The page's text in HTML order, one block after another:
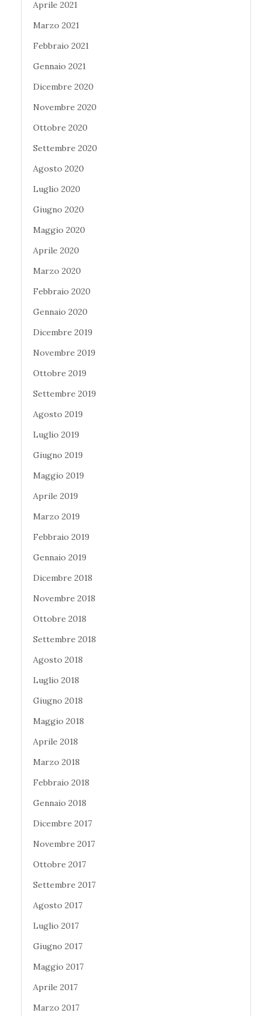
Aprile 2021
Marzo 2021
Febbraio 2021
Gennaio 2021
Dicembre 2020
Novembre 2020
Ottobre 2020
Settembre 2020
Agosto 2020
Luglio 2020
Giugno 2020
Maggio 2020
Aprile 2020
Marzo 2020
Febbraio 2020
Gennaio 2020
Dicembre 2019
Novembre 2019
Ottobre 2019
Settembre 2019
Agosto 2019
Luglio 2019
Giugno 2019
Maggio 2019
Aprile 2019
Marzo 2019
Febbraio 2019
Gennaio 2019
Dicembre 2018
Novembre 2018
Ottobre 2018
Settembre 2018
Agosto 2018
Luglio 2018
Giugno 2018
Maggio 2018
Aprile 2018
Marzo 2018
Febbraio 2018
Gennaio 2018
Dicembre 2017
Novembre 2017
Ottobre 2017
Settembre 2017
Agosto 2017
Luglio 2017
Giugno 2017
Maggio 2017
Aprile 2017
Marzo 2017